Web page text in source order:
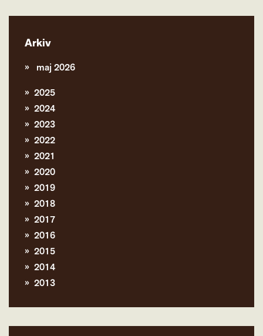
Arkiv
maj 2026
2025
2024
2023
2022
2021
2020
2019
2018
2017
2016
2015
2014
2013